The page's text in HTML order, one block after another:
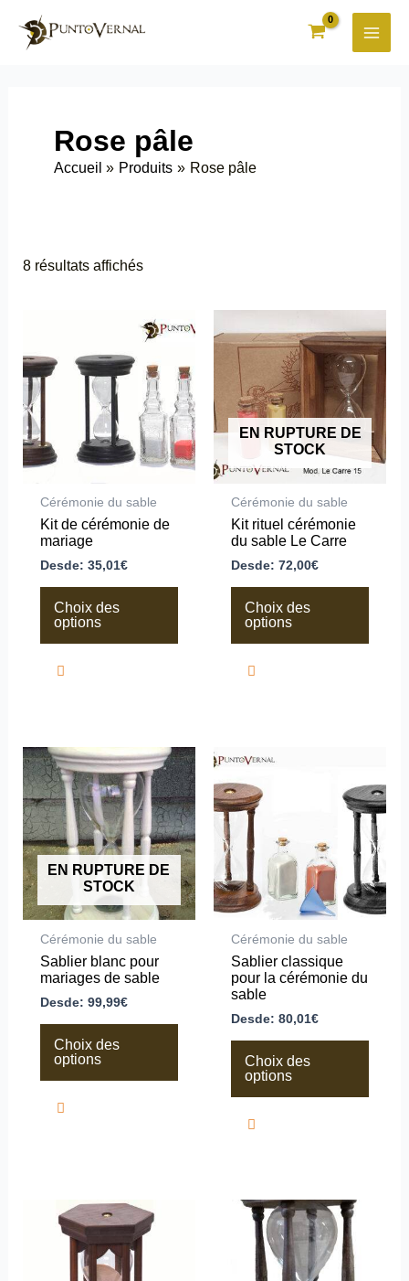
contenu
Rose pâle
Accueil Produits Rose pâle
8 résultats affichés
Cérémonie du sable
Kit de cérémonie de
mariage
Desde: 35,01€
Choix des
options
plusieurs
variations.
Les
options
peuvent
être
choisies
la
du
produit
EN RUPTURE DE
STOCK
Cérémonie du sable
Kit rituel cérémonie
du sable Le Carre
Desde:72,00€
Choix des
options
produit
a
plusieurs
variations.
Les
options
peuvent
choisies
la
du
produit
EN RUPTURE DE
STOCK
Cérémonie du sable
Sablier blanc pour
mariages de sable
Desde: 99,99€
Choix des
options
Ce
produit
a
plusieurs
variations.
Les
options
peuvent
choisies
sur
la
du
produit
Cérémonie du sable
Sablier classique
pour la cérémonie du
sable
Desde:80,01€
Choix des
options
Ce
produit
a
plusieurs
variations.
Les
options
peuvent
être
choisies
sur
la
du
produit
produit
plusieurs
variations.
Ce
produit
plusieurs
variations.